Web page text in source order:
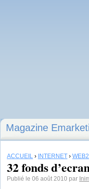
Magazine
ACCUEIL › INTERNET ›
32 fonds
Publié le 06 août 2010 par